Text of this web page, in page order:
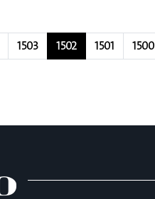
1500
1501
1502
1503